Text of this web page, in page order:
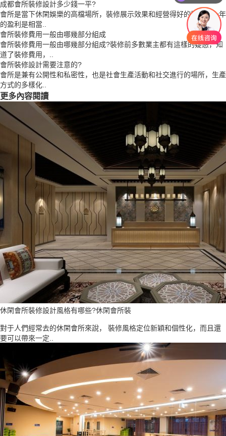
成都會所裝修設計多少錢一平?
會所是當下休閑娛樂的高檔場所，裝修展示效果和經營得好的話，那一年
的盈利是相當..
會所裝修費用一般由哪幾部分組成
會所裝修費用一般由哪幾部分組成?裝修前多數業主都有這樣的疑惑，知
道了裝修費用，..
會所裝修設計需要注意的?
會所是兼有公開性和私密性，也是社會生產活動和社交進行的場所，生產
方式的多樣化..
更多內容閱讀
休閑會所裝修設計風格有哪些?休閑會所裝
對于人們經常去的休閑會所來說， 裝修風格定位新穎和個性化，而且還
要可以帶來一定..